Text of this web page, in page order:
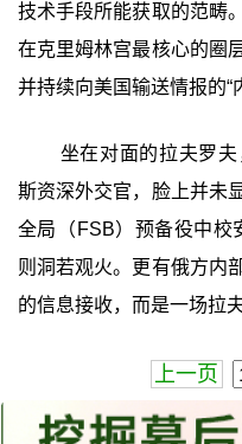
技术手段所能获取的范畴
在克里姆林宫最核心的圈
并持续向美国输送情报的“
坐在对面的拉夫罗
斯资深外交官，脸上并未
全局（FSB）预备役中校
则洞若观火。更有俄方内
的信息接收，而是一场拉
上一页